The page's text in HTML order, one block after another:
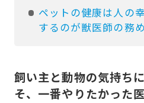
ペットの健康は人の
するのが獣医師の務め
飼い主と動物の気持ち
そ、一番やりたかった